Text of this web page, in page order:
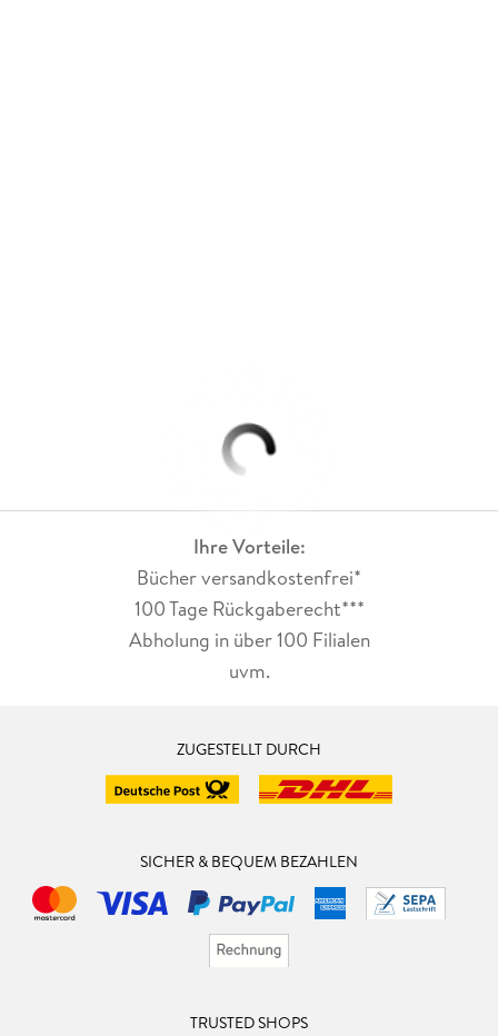
Ihre Vorteile:
Bücher versandkostenfrei*
100 Tage Rückgaberecht***
Abholung in über 100 Filialen
uvm.
ZUGESTELLT DURCH
SICHER & BEQUEM BEZAHLEN
TRUSTED SHOPS